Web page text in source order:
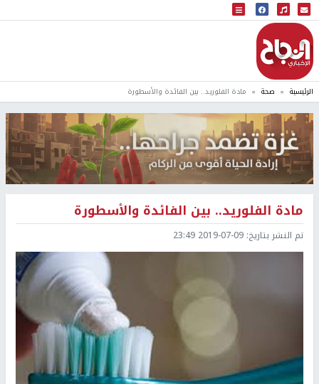
البث المباشر
إذاعة النجاح
الرئيسية صحة مادة الفلوريد.. بين الفائدة والأسطورة
مادة الفلوريد.. بين الفائدة والأسطورة
تم النشر بتاريخ: 2019-07-09 23:49